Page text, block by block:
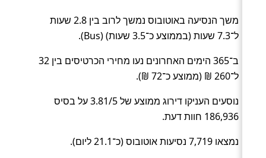
משך הנסיעה באוטובוס נמשך לרוב בין 2.8 שעות
ל־7.3 שעות (בממוצע כ־3.5 שעות) (Bus).
ב־365 הימים האחרונים נעו מחירי הכרטיסים בין 32
ל־260 ₪ (ממוצע כ־72 ₪).
נוסעים העניקו דירוג ממוצע של 3.81/5 על בסיס
186,936 חוות דעת.
נמצאו 7,719 נסיעות אוטובוס (כ־21.1 ליום).